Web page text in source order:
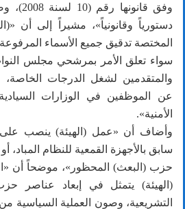
وفق
دستورياً وقانونياً»، مشيراً إلى أن
المختصة تدقيق جميع الأسماء المرفوعة
سواء تعلق الأمر بمرشحي مجلس
والمتقدمين لشغل الدرجات الخاصة،
عن الموظفين في الوزارات
الأمنية».
وأضاف أن «عمل (الهيئة) ينصب
سابق بالأجهزة القمعية للنظام المباد،
حزب (البعث) المحظور»، موضحاً أن
(الهيئة) يتمثل في إبعاد عناصر
التشريعية، وصون العملية السياسية